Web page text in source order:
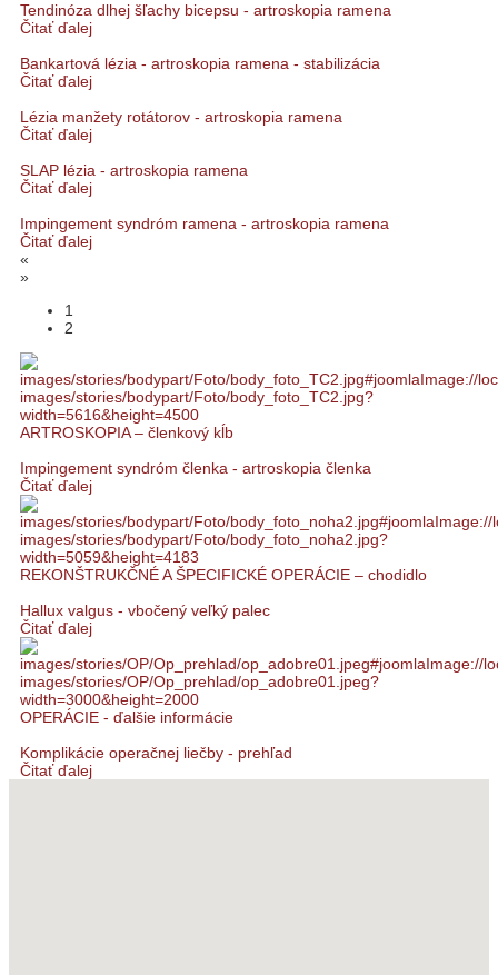
Tendinóza dlhej šľachy bicepsu - artroskopia ramena
Čitať ďalej
Bankartová lézia - artroskopia ramena - stabilizácia
Čitať ďalej
Lézia manžety rotátorov - artroskopia ramena
Čitať ďalej
SLAP lézia - artroskopia ramena
Čitať ďalej
Impingement syndróm ramena - artroskopia ramena
Čitať ďalej
«
»
1
2
ARTROSKOPIA – členkový kĺb
Impingement syndróm členka - artroskopia členka
Čitať ďalej
REKONŠTRUKČNÉ A ŠPECIFICKÉ OPERÁCIE – chodidlo
Hallux valgus - vbočený veľký palec
Čitať ďalej
OPERÁCIE - ďalšie informácie
Komplikácie operačnej liečby - prehľad
Čitať ďalej